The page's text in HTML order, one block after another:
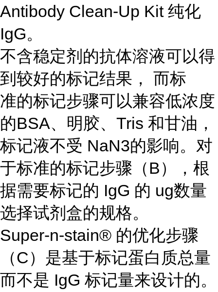
Antibody Clean-Up Kit 纯化
IgG。
不含稳定剂的抗体溶液可以得
到较好的标记结果， 而标
准的标记步骤可以兼容低浓度
的BSA、明胶、Tris 和甘油，
标记液不受 NaN3的影响。对
于标准的标记步骤（B），根
据需要标记的 IgG 的 ug数量
选择试剂盒的规格。
Super-n-stain® 的优化步骤
（C）是基于标记蛋白质总量
而不是 IgG 标记量来设计的。